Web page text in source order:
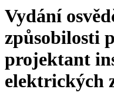
Vydání
způsobilosti
projektant
elektrických